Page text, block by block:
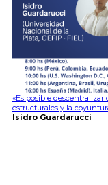
«Es posible descentralizar
estructurales y la
Isidro Guardarucci